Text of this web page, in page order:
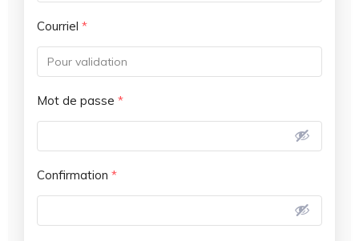
Courriel *
Mot de passe *
Confirmation *